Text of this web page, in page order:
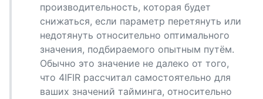
производительность, которая будет
снижаться, если параметр перетянуть или
недотянуть относительно оптимального
значения, подбираемого опытным путём.
Обычно это значение не далеко от того,
что 4IFIR рассчитал самостоятельно для
ваших значений тайминга, относительно